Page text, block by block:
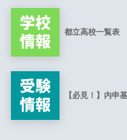
都立高校一覧表
【必見！】内申